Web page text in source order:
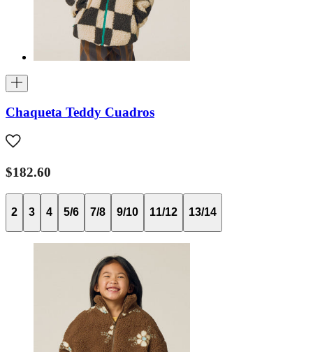
Chaqueta Teddy Cuadros
$182.60
2 3 4 5/6 7/8 9/10 11/12 13/14